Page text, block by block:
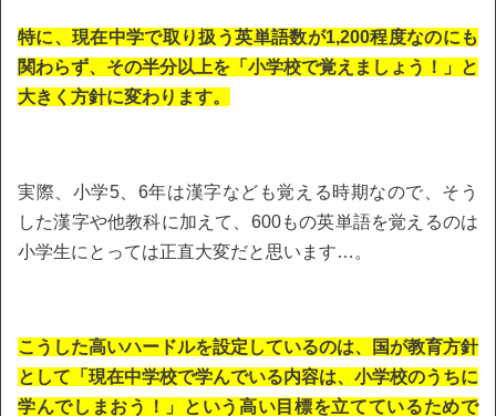
特に、現在中学で取り扱う英単語数が1,200程度なのにも
関わらず、その半分以上を「小学校で覚えましょう！」と
大きく方針に変わります。
実際、小学5、6年は漢字なども覚える時期なので、そう
した漢字や他教科に加えて、600もの英単語を覚えるのは
小学生にとっては正直大変だと思います…。
こうした高いハードルを設定しているのは、国が教育方針
として「現在中学校で学んでいる内容は、小学校のうちに
学んでしまおう！」という高い目標を立てているためで